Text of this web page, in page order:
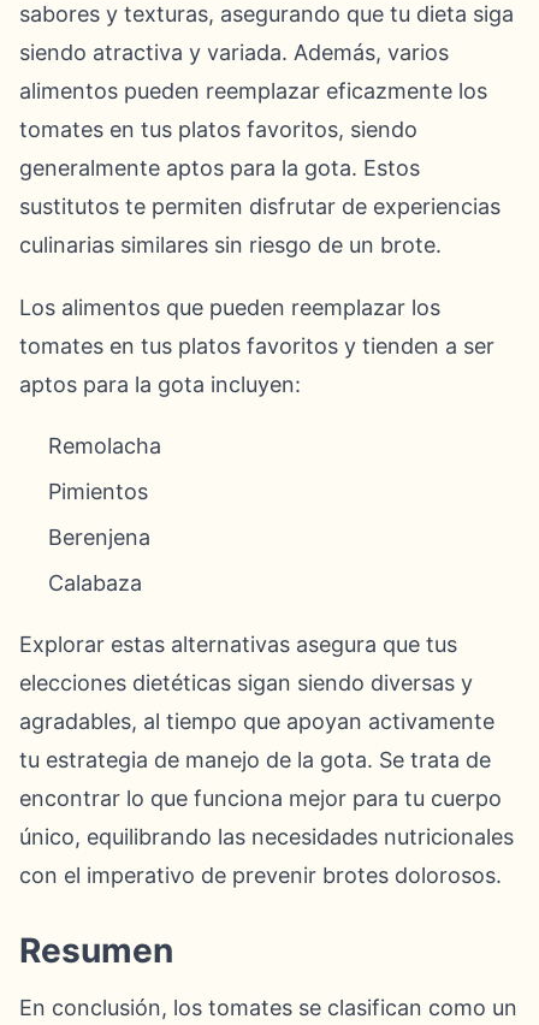
sabores y texturas, asegurando que tu dieta siga
siendo atractiva y variada. Además, varios
alimentos pueden reemplazar eficazmente los
tomates en tus platos favoritos, siendo
generalmente aptos para la gota. Estos
sustitutos te permiten disfrutar de experiencias
culinarias similares sin riesgo de un brote.
Los alimentos que pueden reemplazar los
tomates en tus platos favoritos y tienden a ser
aptos para la gota incluyen:
Remolacha
Pimientos
Berenjena
Calabaza
Explorar estas alternativas asegura que tus
elecciones dietéticas sigan siendo diversas y
agradables, al tiempo que apoyan activamente
tu estrategia de manejo de la gota. Se trata de
encontrar lo que funciona mejor para tu cuerpo
único, equilibrando las necesidades nutricionales
con el imperativo de prevenir brotes dolorosos.
Resumen
En conclusión, los tomates se clasifican como un